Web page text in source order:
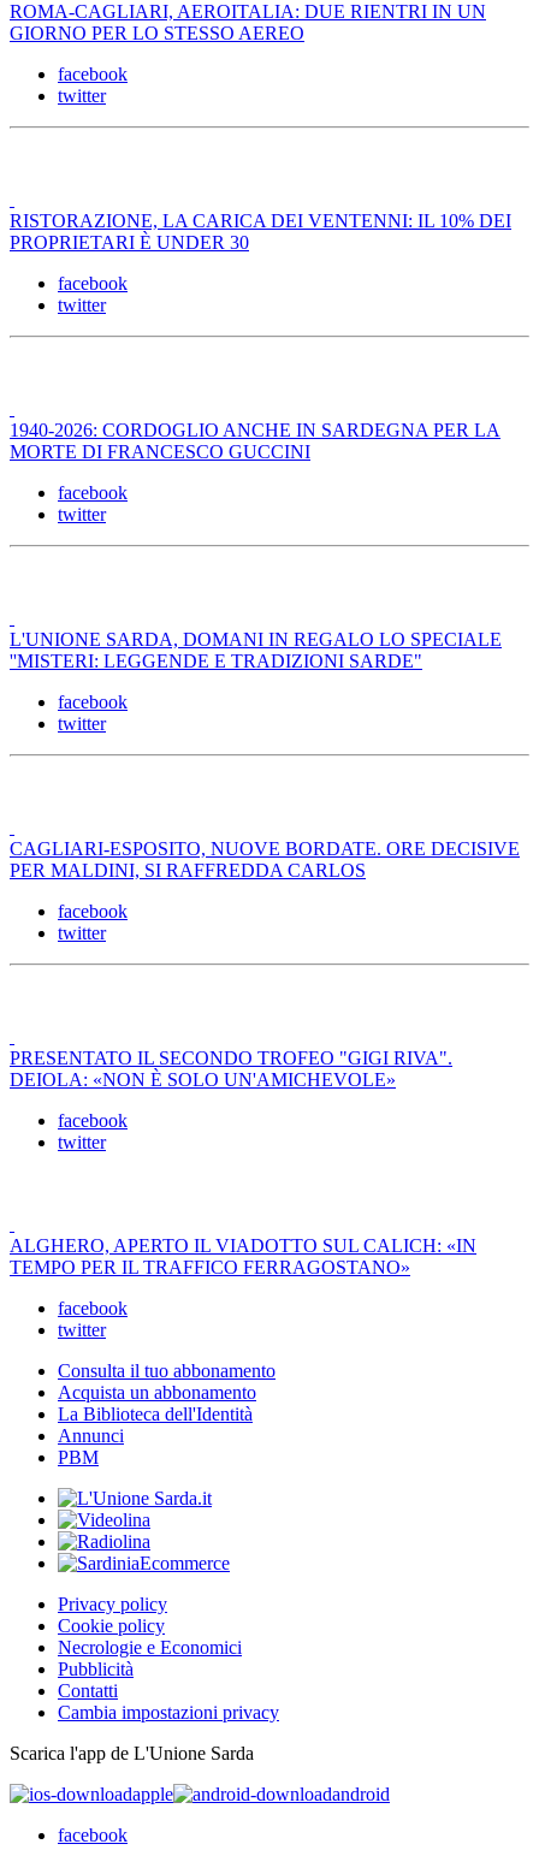
ROMA-CAGLIARI, AEROITALIA: DUE RIENTRI IN UN
GIORNO PER LO STESSO AEREO
facebook
twitter
RISTORAZIONE, LA CARICA DEI VENTENNI: IL 10% DEI
PROPRIETARI È UNDER 30
facebook
twitter
1940-2026: CORDOGLIO ANCHE IN SARDEGNA PER LA
MORTE DI FRANCESCO GUCCINI
facebook
twitter
L'UNIONE SARDA, DOMANI IN REGALO LO SPECIALE
''MISTERI: LEGGENDE E TRADIZIONI SARDE"
facebook
twitter
CAGLIARI-ESPOSITO, NUOVE BORDATE. ORE DECISIVE
PER MALDINI, SI RAFFREDDA CARLOS
facebook
twitter
PRESENTATO IL SECONDO TROFEO "GIGI RIVA".
DEIOLA: «NON È SOLO UN'AMICHEVOLE»
facebook
twitter
ALGHERO, APERTO IL VIADOTTO SUL CALICH: «IN
TEMPO PER IL TRAFFICO FERRAGOSTANO»
facebook
twitter
Consulta il tuo abbonamento
Acquista un abbonamento
La Biblioteca dell'Identità
Annunci
PBM
Privacy policy
Cookie policy
Necrologie e Economici
Pubblicità
Contatti
Cambia impostazioni privacy
Scarica l'app de L'Unione Sarda
apple
android
facebook